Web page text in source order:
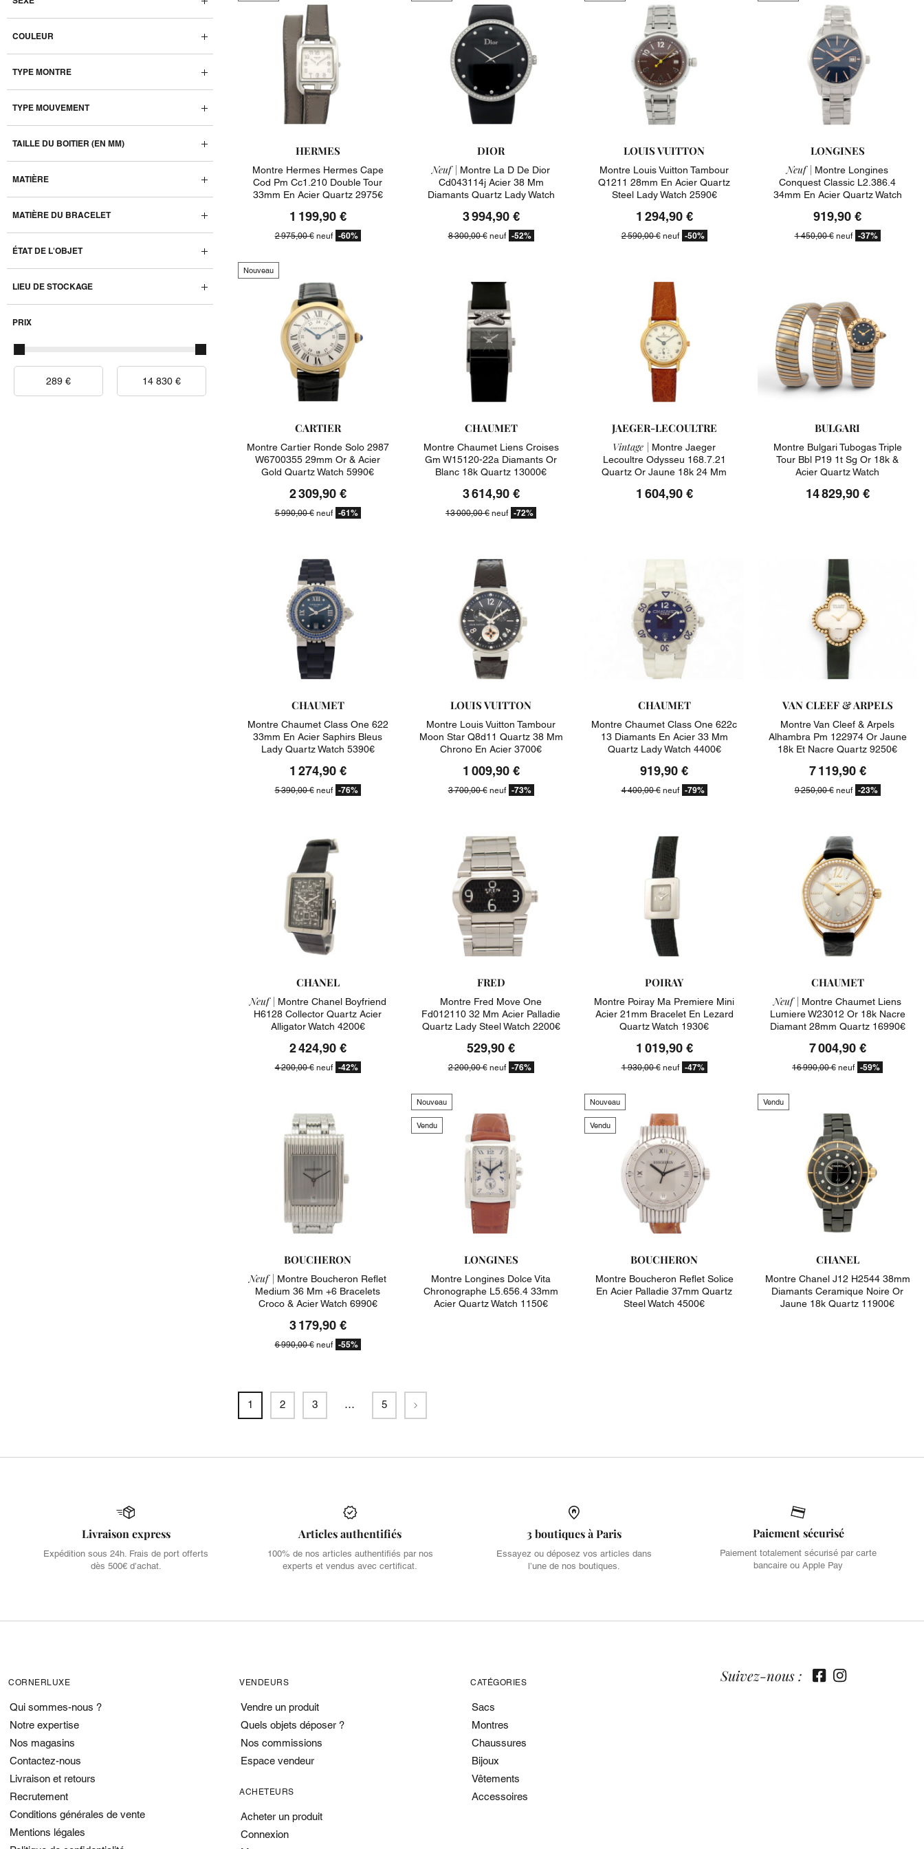
COULEUR
TYPE MONTRE
TYPE MOUVEMENT
TAILLE DU BOITIER (EN MM)
MATIÈRE
MATIÈRE DU BRACELET
ÉTAT DE L'OBJET
LIEU DE STOCKAGE
PRIX
HERMES
Montre Hermes Hermes Cape
Cod Pm Cc1.210 Double Tour
33mm En Acier Quartz 2975€
1 199,90 €
2 975,00 €neuf -60%
DIOR
Neuf | Montre La D De Dior
Cd043114j Acier 38 Mm
Diamants Quartz Lady Watch
3 994,90 €
8 300,00 €neuf -52%
LOUIS VUITTON
Montre Louis Vuitton Tambour
Q1211 28mm En Acier Quartz
Steel Lady Watch 2590€
1 294,90 €
2 590,00 €neuf -50%
LONGINES
Neuf | Montre Longines
Conquest Classic L2.386.4
34mm En Acier Quartz Watch
919,90 €
1 450,00 €neuf -37%
Nouveau
CARTIER
Montre Cartier Ronde Solo 2987
W6700355 29mm Or & Acier
Gold Quartz Watch 5990€
2 309,90 €
5 990,00 €neuf -61%
CHAUMET
Montre Chaumet Liens Croises
Gm W15120-22a Diamants Or
Blanc 18k Quartz 13000€
3 614,90 €
13 000,00 € neuf -72%
JAEGER-LECOULTRE
Vintage | Montre Jaeger
Lecoultre Odysseu 168.7.21
Quartz Or Jaune 18k 24 Mm
1 604,90 €
BULGARI
Montre Bulgari Tubogas Triple
Tour Bbl P19 1t Sg Or 18k &
Acier Quartz Watch
14 829,90 €
CHAUMET
Montre Chaumet Class One 622
33mm En Acier Saphirs Bleus
Lady Quartz Watch 5390€
1 274,90 €
5 390,00 €neuf -76%
LOUIS VUITTON
Montre Louis Vuitton Tambour
Moon Star Q8d11 Quartz 38 Mm
Chrono En Acier 3700€
1 009,90 €
3 700,00 €neuf -73%
CHAUMET
Montre Chaumet Class One 622c
13 Diamants En Acier 33 Mm
Quartz Lady Watch 4400€
919,90 €
4 400,00 €neuf -79%
VAN CLEEF & ARPELS
Montre Van Cleef & Arpels
Alhambra Pm 122974 Or Jaune
18k Et Nacre Quartz 9250€
7 119,90 €
9 250,00 €neuf -23%
CHANEL
Neuf | Montre Chanel Boyfriend
H6128 Collector Quartz Acier
Alligator Watch 4200€
2 424,90 €
4 200,00 €neuf -42%
FRED
Montre Fred Move One
Fd012110 32 Mm Acier Palladie
Quartz Lady Steel Watch 2200€
529,90 €
2 200,00 €neuf -76%
POIRAY
Montre Poiray Ma Premiere Mini
Acier 21mm Bracelet En Lezard
Quartz Watch 1930€
1 019,90 €
1 930,00 €neuf -47%
CHAUMET
Neuf | Montre Chaumet Liens
Lumiere W23012 Or 18k Nacre
Diamant 28mm Quartz 16990€
7 004,90 €
16 990,00 € neuf -59%
BOUCHERON
Neuf | Montre Boucheron Reflet
Medium 36 Mm +6 Bracelets
Croco & Acier Watch 6990€
3 179,90 €
6 990,00 €neuf -55%
Nouveau
Vendu
LONGINES
Montre Longines Dolce Vita
Chronographe L5.656.4 33mm
Acier Quartz Watch 1150€
Nouveau
Vendu
BOUCHERON
Montre Boucheron Reflet Solice
En Acier Palladie 37mm Quartz
Steel Watch 4500€
Vendu
CHANEL
Montre Chanel J12 H2544 38mm
Diamants Ceramique Noire Or
Jaune 18k Quartz 11900€
1 2 3 … 5 Suivant
Livraison express
Expédition sous 24h. Frais de port offerts
dès 500€ d’achat.
Articles authentifiés
100% de nos articles authentifiés par nos
experts et vendus avec certificat.
3 boutiques à Paris
Essayez ou déposez vos articles dans
l’une de nos boutiques.
Paiement sécurisé
Paiement totalement sécurisé par carte
bancaire ou Apple Pay
CORNERLUXE
Qui sommes-nous ?
Notre expertise
Nos magasins
Contactez-nous
Livraison et retours
Recrutement
Conditions générales de vente
Mentions légales
VENDEURS
Vendre un produit
Quels objets déposer ?
Nos commissions
Espace vendeur
ACHETEURS
Acheter un produit
Connexion
CATÉGORIES
Sacs
Montres
Chaussures
Bijoux
Vêtements
Accessoires
Suivez-nous :